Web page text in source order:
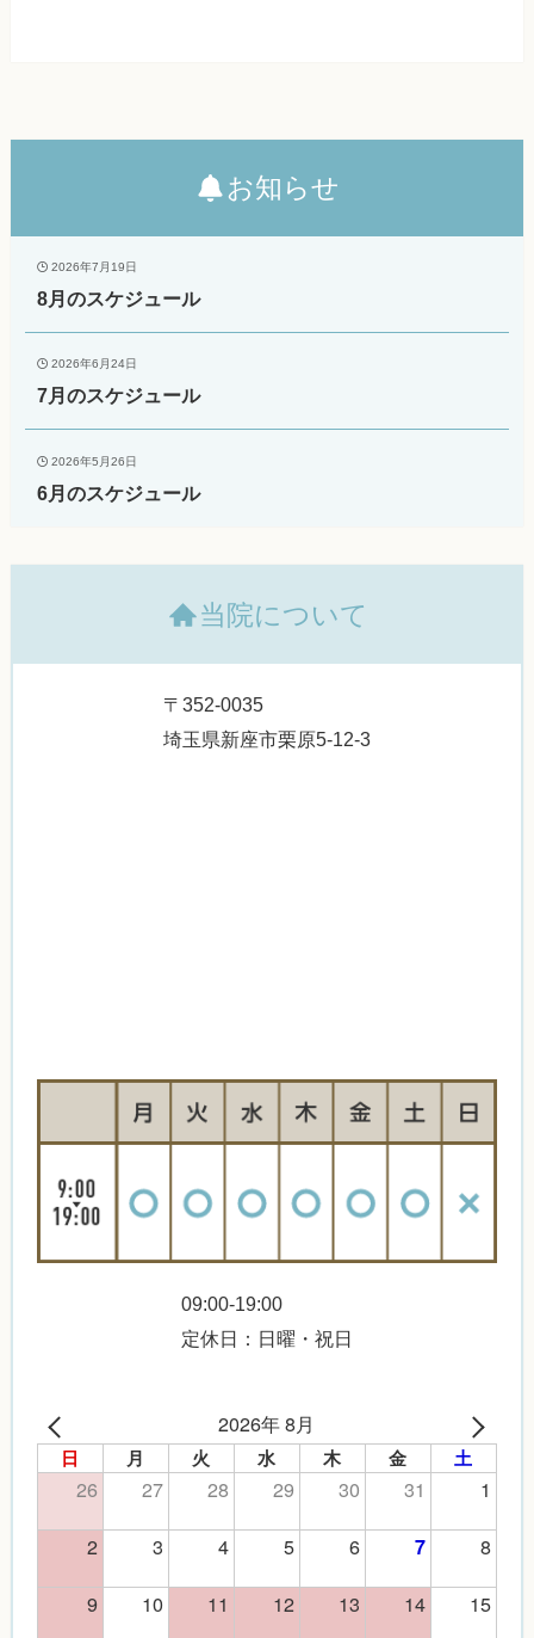
お知らせ
2026年7月19日
8月のスケジュール
2026年6月24日
7月のスケジュール
2026年5月26日
6月のスケジュール
当院について
〒352-0035
埼玉県新座市栗原5-12-3
09:00-19:00
定休日：日曜・祝日
2026年 8月
日 月 火 水 木 金 土
26 27 28 29 30 31
1
2
3 4 5 6 7
8
9
10 11 12 13 14
15